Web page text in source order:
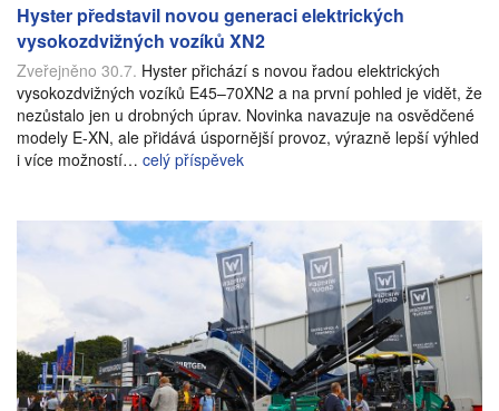
Hyster představil novou generaci elektrických
vysokozdvižných vozíků XN2
Zveřejněno 30.7. Hyster přichází s novou řadou elektrických
vysokozdvižných vozíků E45–70XN2 a na první pohled je vidět, že
nezůstalo jen u drobných úprav. Novinka navazuje na osvědčené
modely E-XN, ale přidává úspornější provoz, výrazně lepší výhled
i více možností… celý příspěvek